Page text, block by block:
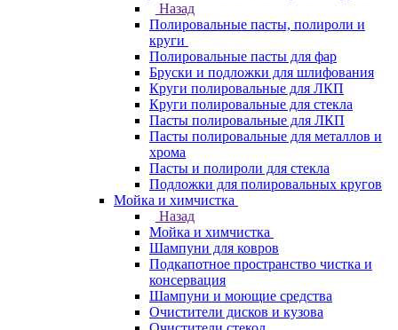
Назад
Полировальные пасты, полироли и
круги
Полировальные пасты для фар
Бруски и подложки для шлифования
Круги полировальные для ЛКП
Круги полировальные для стекла
Пасты полировальные для ЛКП
Пасты полировальные для металлов и
хрома
Пасты и полироли для стекла
Подложки для полировальных кругов
Мойка и химчистка
Назад
Мойка и химчистка
Шампуни для ковров
Подкапотное пространство чистка и
консервация
Шампуни и моющие средства
Очистители дисков и кузова